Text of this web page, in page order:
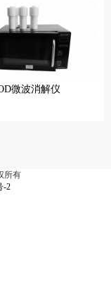
微波消解仪
所有
-2